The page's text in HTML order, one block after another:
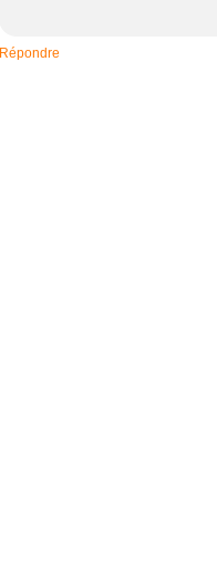
Répondre